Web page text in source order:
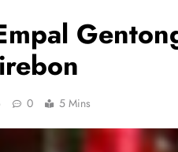
0 5 Mins